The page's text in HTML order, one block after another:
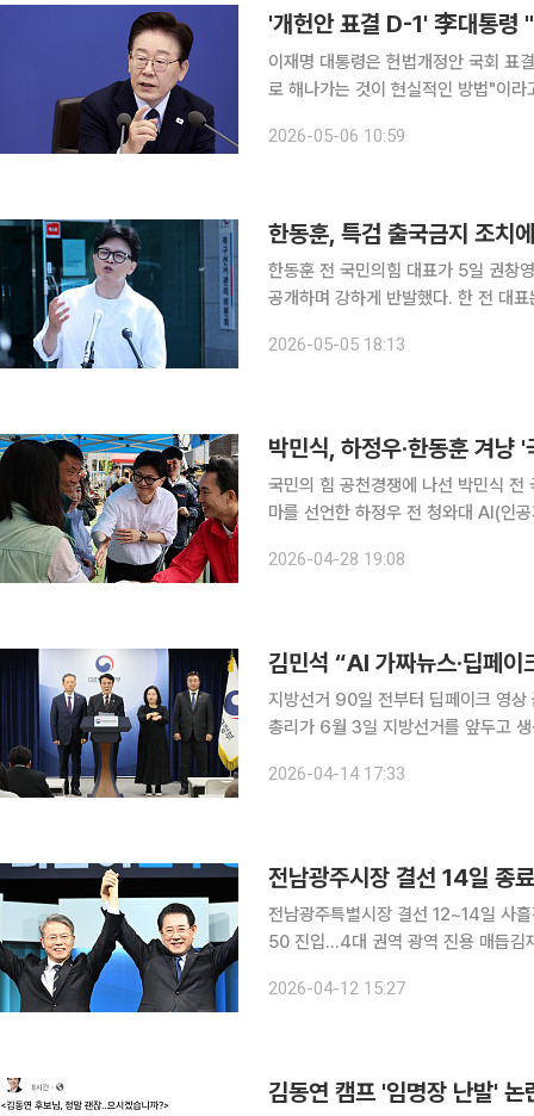
'개헌안 표결 D-1' 李대통령
이재명 대통령은 헌법개정안 국회 표
로 해나가는 것이 현실적인 방법"이라고 말했다. 이 대통령은 이날 오전 청와
적으로 큰 변화가 있었는데, 헌법은
2026-05-06 10:59
한동훈, 특검 출국금지 조치
한동훈 전 국민의힘 대표가 5일 권창
공개하며 강하게 반발했다. 한 전 대표는 이날 자신의 페이스북에 출국금지 여부 조회 결과 화면을
해 채상병 특검이 납득하기 어려운 사
2026-05-05 18:13
박민식, 하정우·한동훈 겨냥
국민의 힘 공천경쟁에 나선 박민식
마를 선언한 하정우 전 청와대 AI(인
전 장관의 공세는 하 전 수석을 향해
2026-04-28 19:08
김민석 “AI 가짜뉴스·딥페
지방선거 90일 전부터 딥페이크 영상 금지
총리가 6월 3일 지방선거를 앞두고
국민담화를 통해 “AI 기술 발전으로
2026-04-14 17:33
전남광주시장 결선 14일
전남광주특별시장 결선 12~14일 사
50 진입…4대 권역 광역 진용 매듭김재섭, 정원
두 매듭지은 가운데, 결선 직전 민형
2026-04-12 15:27